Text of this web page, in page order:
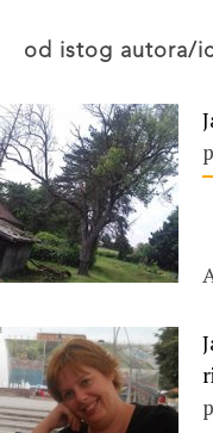
od istog autora/